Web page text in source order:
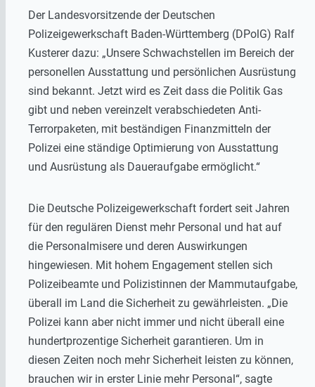
Der Landesvorsitzende der Deutschen
Polizeigewerkschaft Baden-Württemberg (DPolG) Ralf
Kusterer dazu: „Unsere Schwachstellen im Bereich der
personellen Ausstattung und persönlichen Ausrüstung
sind bekannt. Jetzt wird es Zeit dass die Politik Gas
gibt und neben vereinzelt verabschiedeten Anti-
Terrorpaketen, mit beständigen Finanzmitteln der
Polizei eine ständige Optimierung von Ausstattung
und Ausrüstung als Daueraufgabe ermöglicht.“
Die Deutsche Polizeigewerkschaft fordert seit Jahren
für den regulären Dienst mehr Personal und hat auf
die Personalmisere und deren Auswirkungen
hingewiesen. Mit hohem Engagement stellen sich
Polizeibeamte und Polizistinnen der Mammutaufgabe,
überall im Land die Sicherheit zu gewährleisten. „Die
Polizei kann aber nicht immer und nicht überall eine
hundertprozentige Sicherheit garantieren. Um in
diesen Zeiten noch mehr Sicherheit leisten zu können,
brauchen wir in erster Linie mehr Personal“, sagte